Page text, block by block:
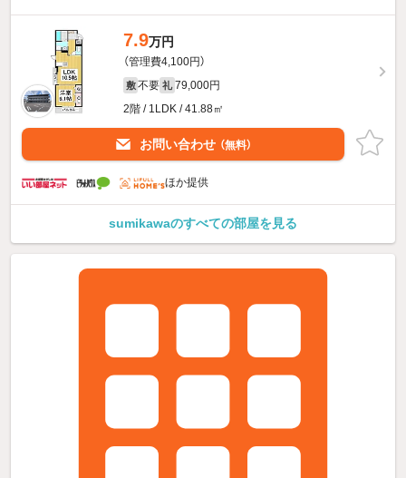
7.9万円
（管理費4,100円）
敷 不要 礼 79,000円
2階 / 1LDK / 41.88㎡
お問い合わせ （無料）
ほか提供
sumikawaのすべての部屋を見る